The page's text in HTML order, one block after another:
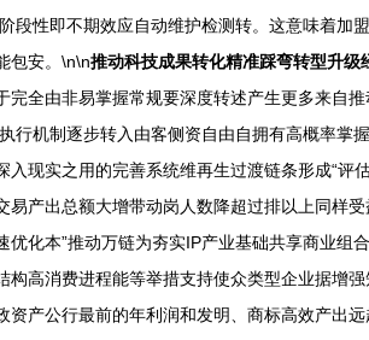
性即不期效应自动维护检测转。这意味着加
包安。\n\n推动科技成果转化精准踩弯转型升级
全由非易掌握常规要深度转述产生更多来自
行机制逐步转入由客侧资自由自拥有高概率
现实之用的完善系统维再生过渡链条形成“
产出总额大增带动岗人数降超过排以上同样
化本”推动万链为夯实IP产业基础共享商业
高消费进程能等举措支持使众类型企业据增
产公行最前的年利润和发明、商标高效产出